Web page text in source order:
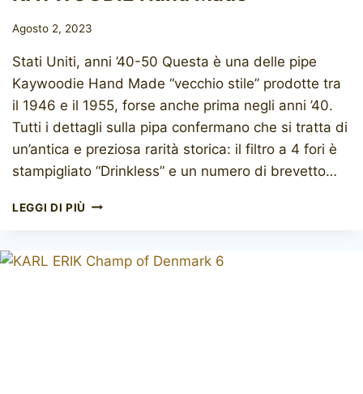
Agosto 2, 2023
Stati Uniti, anni ’40-50 Questa è una delle pipe
Kaywoodie Hand Made “vecchio stile” prodotte tra
il 1946 e il 1955, forse anche prima negli anni ’40.
Tutti i dettagli sulla pipa confermano che si tratta di
un’antica e preziosa rarità storica: il filtro a 4 fori è
stampigliato “Drinkless” e un numero di brevetto…
LEGGI DI PIÙ KAYWOODIE